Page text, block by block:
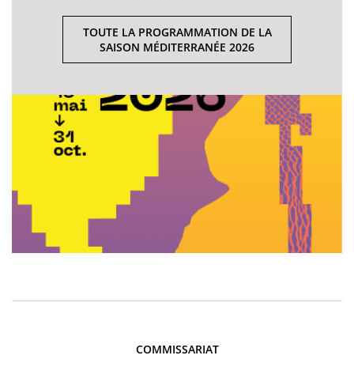
TOUTE LA PROGRAMMATION DE LA
SAISON MÉDITERRANÉE 2026
COMMISSARIAT